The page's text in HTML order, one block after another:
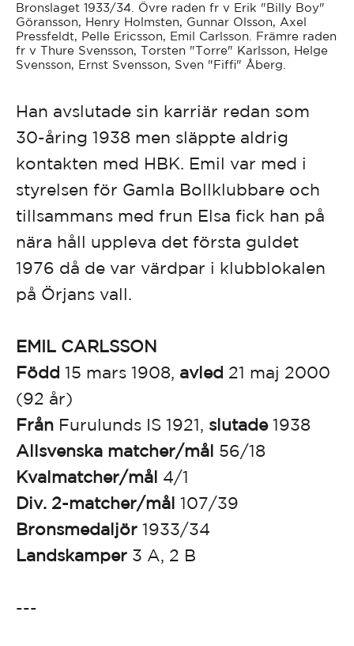
Bronslaget 1933/34. Övre raden fr v Erik "Billy Boy"
Göransson, Henry Holmsten, Gunnar Olsson, Axel
Pressfeldt, Pelle Ericsson, Emil Carlsson. Främre raden
fr v Thure Svensson, Torsten "Torre" Karlsson, Helge
Svensson, Ernst Svensson, Sven "Fiffi" Åberg.
Han avslutade sin karriär redan som
30-åring 1938 men släppte aldrig
kontakten med HBK. Emil var med i
styrelsen för Gamla Bollklubbare och
tillsammans med frun Elsa fick han på
nära håll uppleva det första guldet
1976 då de var värdpar i klubblokalen
på Örjans vall.
EMIL CARLSSON
Född 15 mars 1908, avled 21 maj 2000
(92 år)
Från Furulunds IS 1921, slutade1938
Allsvenska matcher/mål 56/18
Kvalmatcher/mål 4/1
Div. 2-matcher/mål 107/39
Bronsmedaljör 1933/34
Landskamper 3 A, 2 B
---